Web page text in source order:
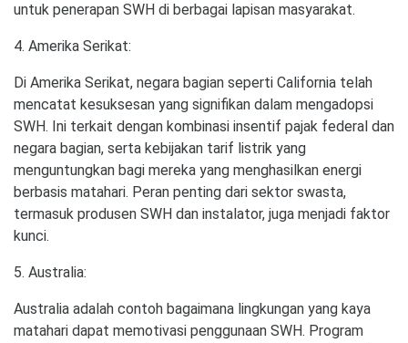
untuk penerapan SWH di berbagai lapisan masyarakat.
4. Amerika Serikat:
Di Amerika Serikat, negara bagian seperti California telah
mencatat kesuksesan yang signifikan dalam mengadopsi
SWH. Ini terkait dengan kombinasi insentif pajak federal dan
negara bagian, serta kebijakan tarif listrik yang
menguntungkan bagi mereka yang menghasilkan energi
berbasis matahari. Peran penting dari sektor swasta,
termasuk produsen SWH dan instalator, juga menjadi faktor
kunci.
5. Australia:
Australia adalah contoh bagaimana lingkungan yang kaya
matahari dapat memotivasi penggunaan SWH. Program